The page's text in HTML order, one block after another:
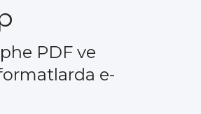
PDF ve
e-